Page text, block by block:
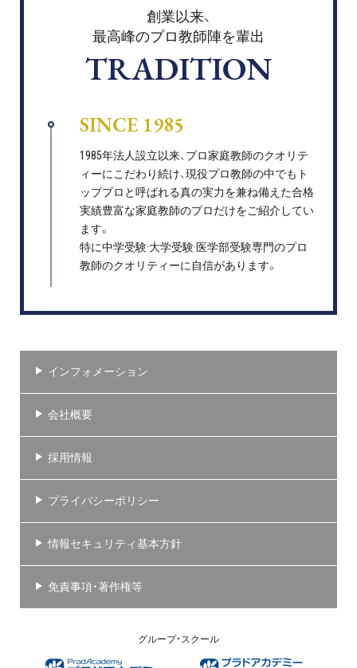
創業以来、
最高峰のプロ教師陣を輩出
TRADITION
SINCE 1985
1985年法人設立以来、プロ家庭教師のクオリテ
ィーにこだわり続け、現役プロ教師の中でもト
ッププロと呼ばれる真の実力を兼ね備えた合格
実績豊富な家庭教師のプロだけをご紹介してい
ます。
特に中学受験·大学受験·医学部受験専門のプロ
教師のクオリティーに自信があります。
インフォメーション
会社概要
採用情報
プライバシーポリシー
情報セキュリティ基本方針
免責事項・著作権等
グループ・スクール